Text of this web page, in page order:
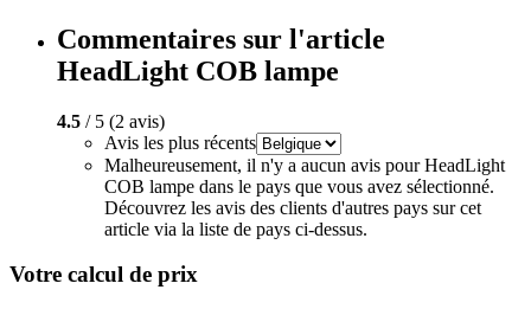
Commentaires sur l'article
HeadLight COB lampe
4.5 / 5 (2 avis)
Avis les plus récents
Malheureusement, il n'y a aucun avis pour HeadLight
COB lampe dans le pays que vous avez sélectionné.
Découvrez les avis des clients d'autres pays sur cet
article via la liste de pays ci-dessus.
Votre calcul de prix